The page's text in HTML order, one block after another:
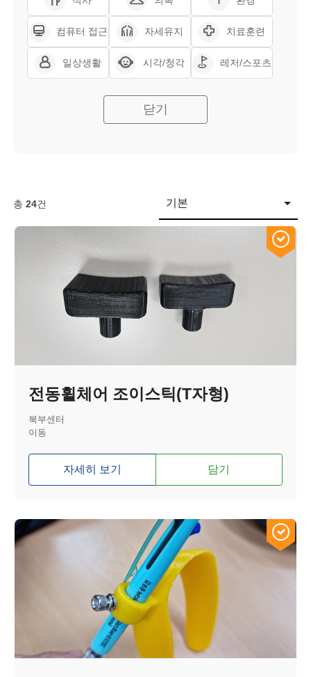
컴퓨터 접근 자세유지 치료훈련
일상생활 시각/청각 레저/스포츠
닫기
총24건 기본
전동휠체어 조이스틱(T자형)
북부센터
이동
자세히 보기 담기